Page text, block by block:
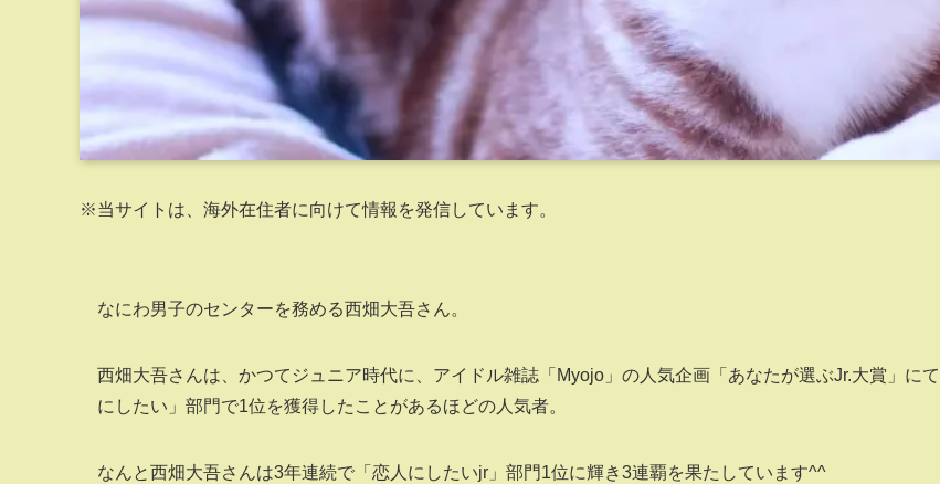
※当サイトは、海外在住者に向けて情報を発信しています。
なにわ男子のセンターを務める西畑大吾さん。
西畑大吾さんは、かつてジュニア時代に、アイドル雑誌「Myojo」の人気企画「あなたが選ぶJr.大賞」にて
にしたい」部門で1位を獲得したことがあるほどの人気者。
なんと西畑大吾さんは3年連続で「恋人にしたいjr」部門1位に輝き3連覇を果たしています^^